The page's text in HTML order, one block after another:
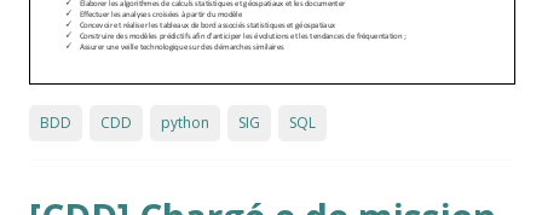
BDD CDD python SIG SQL